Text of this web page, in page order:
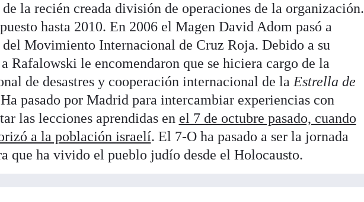
la recién creada división de operaciones de la organización.
hasta 2010. En 2006 el Magen David Adom pasó a
Movimiento Internacional de Cruz Roja. Debido a su
Rafalowski le encomendaron que se hiciera cargo de la
de desastres y cooperación internacional de laEstrella de
pasado por Madrid para intercambiar experiencias con
las lecciones aprendidas en el 7 de octubre pasado, cuando
a la población israelí. El 7-O ha pasado a ser la jornada
que ha vivido el pueblo judío desde el Holocausto.